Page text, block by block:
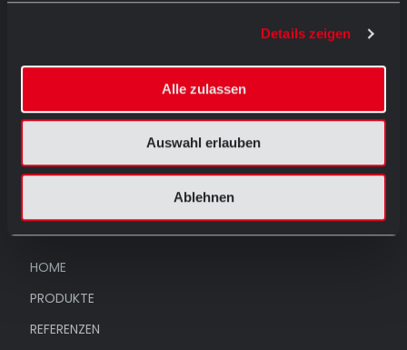
Details zeigen
Alle zulassen
Auswahl erlauben
Ablehnen
Ostersamstags geschlossen
Dornierstraße 11 D-48477 Hörstel
T: +49 (0) 54 59 / 93 43 11
ausstellung@abc-klinker.de
Menü
HOME
PRODUKTE
REFERENZEN